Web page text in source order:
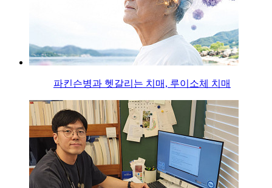
파킨슨병과 헷갈리는 치매, 루이소체 치매